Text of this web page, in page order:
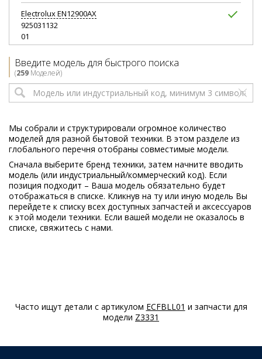
ElectroluxEN12900AX
925031132
01
925031842
02
ElectroluxEN13400AX
02
ElectroluxEN13401AW
925031833
00
ElectroluxEN13401AX
925031840
00
01
02
Введите модель для быстрого поиска
(259 Моделей)
Мы собрали и структурировали огромное количество
моделей для разной бытовой техники. В этом разделе из
глобального перечня отобраны совместимые модели.
Сначала выберите бренд техники, затем начните вводить
модель (или индустриальный/коммерческий код). Если
позиция подходит – Ваша модель обязательно будет
отображаться в списке. Кликнув на ту или иную модель Вы
перейдете к списку всех доступных запчастей и аксессуаров
к этой модели техники. Если вашей модели не оказалось в
списке, свяжитесь с нами.
Часто ищут детали с артикулом ECFBLL01 и запчасти для
модели Z3331